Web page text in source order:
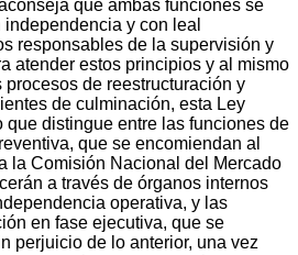
que ambas funciones se
y con leal
responsables de la supervisión y
atender estos principios y al mismo
procesos de reestructuración y
de culminación, esta Ley
que distingue entre las funciones de
que se encomiendan al
la Comisión Nacional del Mercado
a través de órganos internos
operativa, y las
en fase ejecutiva, que se
perjuicio de lo anterior, una vez